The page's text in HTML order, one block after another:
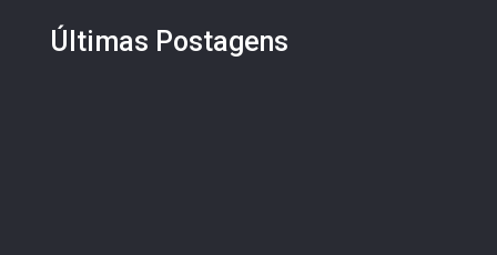
Últimas Postagens